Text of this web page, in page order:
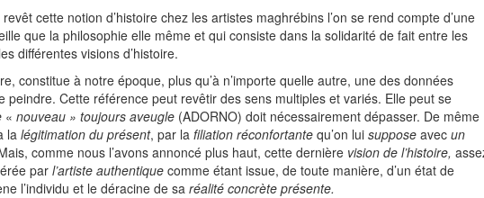
cette notion d’histoire chez les artistes maghrébins l’on se rend compte d’une
que la philosophie elle même et qui consiste dans la solidarité de fait entre les
différentes visions d’histoire.
constitue à notre époque, plus qu’à n’importe quelle autre, une des données
peindre. Cette référence peut revêtir des sens multiples et variés. Elle peut se
« nouveau » toujours aveugle (ADORNO) doit nécessairement dépasser. De même
lalégitimation du présent, par la filiation réconfortante qu’on lui suppose avec un
comme nous l’avons annoncé plus haut, cette dernière vision de l’histoire,
par l’artiste authentique comme étant issue, de toute manière, d’un état de
l’individu et le déracine de sa réalité concrète présente.